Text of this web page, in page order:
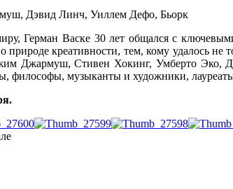
, Дэвид Линч, Уиллем Дефо, Бьорк
Герман Васке 30 лет общался с
природе креативности, тем, кому удалось не
Джармуш, Стивен Хокинг, Умберто Эко,
философы, музыканты и художники,